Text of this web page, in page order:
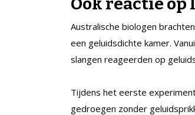
Australische biologen
een geluidsdichte kamer.
slangen reageerden op
Tijdens het eerste
gedroegen zonder